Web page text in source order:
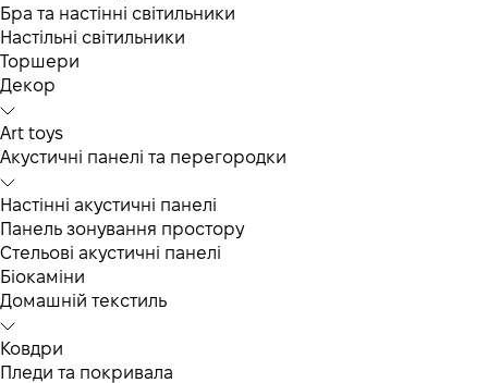
Бра та настінні світильники
Настільні світильники
Торшери
Декор
Art toys
Акустичні панелі та перегородки
Настінні акустичні панелі
Панель зонування простору
Стельові акустичні панелі
Біокаміни
Домашній текстиль
Ковдри
Пледи та покривала